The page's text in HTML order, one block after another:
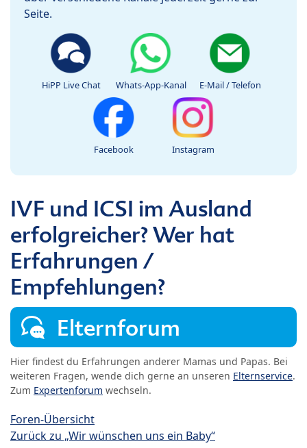
Seite.
HiPP Live Chat Whats-App-Kanal E-Mail / Telefon
Facebook Instagram
IVF und ICSI im Ausland
erfolgreicher? Wer hat
Erfahrungen /
Empfehlungen?
Elternforum
Hier findest du Erfahrungen anderer Mamas und Papas. Bei
weiteren Fragen, wende dich gerne an unseren Elternservice.
Zum Expertenforum wechseln.
Foren-Übersicht
Zurück zu „Wir wünschen uns ein Baby“